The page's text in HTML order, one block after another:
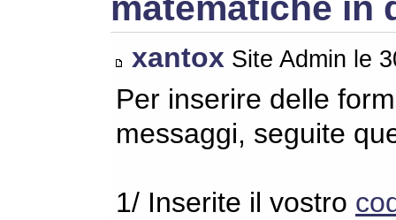
xantox Site Admin le
Per inserire delle
messaggi, seguite
1/ Inserite il vostro